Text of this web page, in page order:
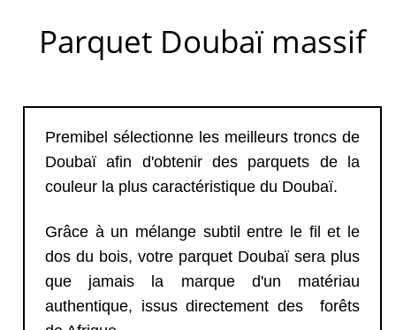
Parquet Doubaï massif
Premibel sélectionne les meilleurs troncs de
Doubaï afin d'obtenir des parquets de la
couleur la plus caractéristique du Doubaï.
Grâce à un mélange subtil entre le fil et le
dos du bois, votre parquet Doubaï sera plus
que jamais la marque d'un matériau
authentique, issus directement des forêts